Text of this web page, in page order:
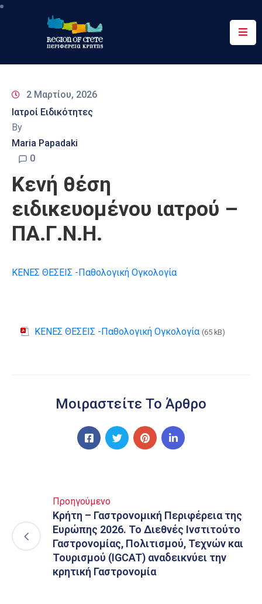
Περιφέρεια
&
Δράσεις
Ψηφιακές
Υπηρεσίες
Επικοινωνία
2 Μαρτίου, 2026
Ιατροί Ειδικότητες
By
Maria Papadaki
0
Κενή θέση
ειδικευομένου ιατρού –
ΠΑ.Γ.Ν.Η.
ΚΕΝΕΣ ΘΕΣΕΙΣ -Παθολογική Ογκολογία
ΚΕΝΕΣ ΘΕΣΕΙΣ -Παθολογική Ογκολογία (65 kB)
Μοιραστείτε Το Άρθρο
Προηγούμενο
Κρήτη – Γαστρονομική Περιφέρεια της
Ευρώπης 2026. Το Διεθνές Ινστιτούτο
Γαστρονομίας, Πολιτισμού, Τεχνών και
Τουρισμού (IGCAT) αναδεικνύει την
κρητική Γαστρονομία